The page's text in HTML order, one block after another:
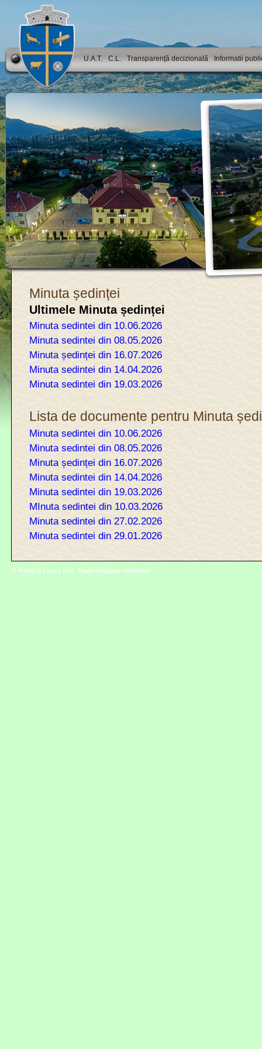
U.A.T. C.L. Transparență decizională Informatii
Minuta ședinței
Ultimele Minuta ședinței
Minuta sedintei din 10.06.2026
Minuta sedintei din 08.05.2026
Minuta ședinței din 16.07.2026
Minuta sedintei din 14.04.2026
Minuta sedintei din 19.03.2026
Lista de documente pentru Minuta
Minuta sedintei din 10.06.2026
Minuta sedintei din 08.05.2026
Minuta ședinței din 16.07.2026
Minuta sedintei din 14.04.2026
Minuta sedintei din 19.03.2026
MInuta sedintei din 10.03.2026
Minuta sedintei din 27.02.2026
Minuta sedintei din 29.01.2026
© Primăria Lunca Ilvei. Toate drepturile rezervate